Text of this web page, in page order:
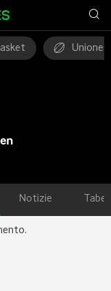
Unione
Notizie